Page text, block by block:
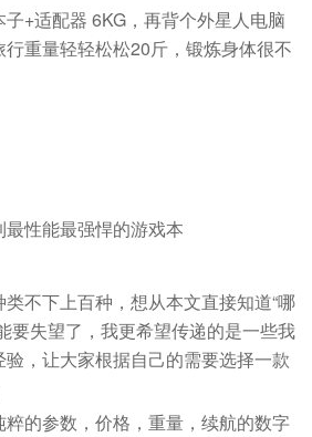
+适配器 6KG，再背个外星人电脑
重量轻轻松松20斤，锻炼身体很不
不下上百种，想从本文直接知道“哪
要失望了，我更希望传递的是一些我
，让大家根据自己的需要选择一款
的参数，价格，重量，续航的数字